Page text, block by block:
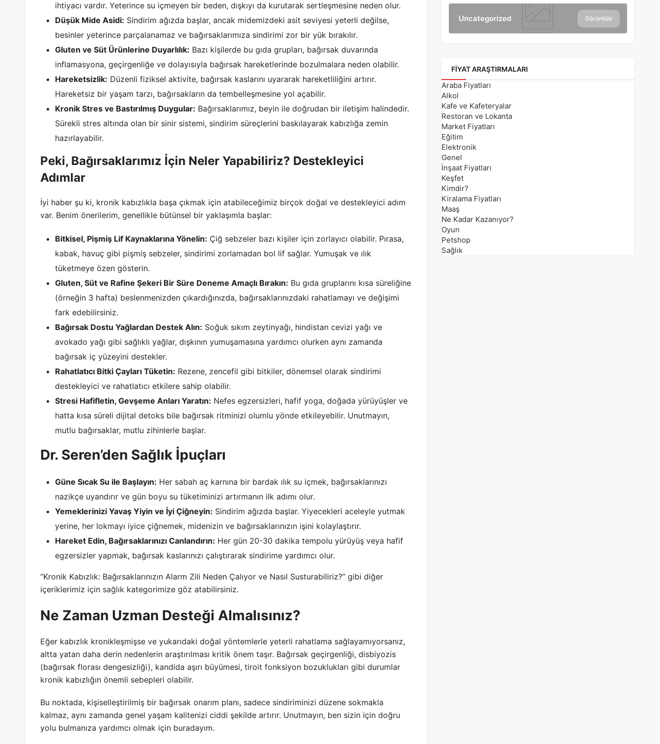
ihtiyacı vardır. Yeterince su içmeyen bir beden, dışkıyı da kurutarak sertleşmesine neden olur.
Düşük Mide Asidi: Sindirim ağızda başlar, ancak midemizdeki asit seviyesi yeterli değilse,
besinler yeterince parçalanamaz ve bağırsaklarımıza sindirimi zor bir yük bırakılır.
Gluten ve Süt Ürünlerine Duyarlılık: Bazı kişilerde bu gıda grupları, bağırsak duvarında
inflamasyona, geçirgenliğe ve dolayısıyla bağırsak hareketlerinde bozulmalara neden olabilir.
Hareketsizlik: Düzenli fiziksel aktivite, bağırsak kaslarını uyararak hareketliliğini artırır.
Hareketsiz bir yaşam tarzı, bağırsakların da tembelleşmesine yol açabilir.
Kronik Stres ve Bastırılmış Duygular: Bağırsaklarımız, beyin ile doğrudan bir iletişim halindedir.
Sürekli stres altında olan bir sinir sistemi, sindirim süreçlerini baskılayarak kabızlığa zemin
hazırlayabilir.
Peki, Bağırsaklarımız İçin Neler Yapabiliriz? Destekleyici
Adımlar
İyi haber şu ki, kronik kabızlıkla başa çıkmak için atabileceğimiz birçok doğal ve destekleyici adım
var. Benim önerilerim, genellikle bütünsel bir yaklaşımla başlar:
Bitkisel, Pişmiş Lif Kaynaklarına Yönelin: Çiğ sebzeler bazı kişiler için zorlayıcı olabilir. Pırasa,
kabak, havuç gibi pişmiş sebzeler, sindirimi zorlamadan bol lif sağlar. Yumuşak ve ılık
tüketmeye özen gösterin.
Gluten, Süt ve Rafine Şekeri Bir Süre Deneme Amaçlı Bırakın: Bu gıda gruplarını kısa süreliğine
(örneğin 3 hafta) beslenmenizden çıkardığınızda, bağırsaklarınızdaki rahatlamayı ve değişimi
fark edebilirsiniz.
Bağırsak Dostu Yağlardan Destek Alın: Soğuk sıkım zeytinyağı, hindistan cevizi yağı ve
avokado yağı gibi sağlıklı yağlar, dışkının yumuşamasına yardımcı olurken aynı zamanda
bağırsak iç yüzeyini destekler.
Rahatlatıcı Bitki Çayları Tüketin: Rezene, zencefil gibi bitkiler, dönemsel olarak sindirimi
destekleyici ve rahatlatıcı etkilere sahip olabilir.
Stresi Hafifletin, Gevşeme Anları Yaratın: Nefes egzersizleri, hafif yoga, doğada yürüyüşler ve
hatta kısa süreli dijital detoks bile bağırsak ritminizi olumlu yönde etkileyebilir. Unutmayın,
mutlu bağırsaklar, mutlu zihinlerle başlar.
Dr. Seren’den Sağlık İpuçları
Güne Sıcak Su ile Başlayın: Her sabah aç karnına bir bardak ılık su içmek, bağırsaklarınızı
nazikçe uyandırır ve gün boyu su tüketiminizi artırmanın ilk adımı olur.
Yemeklerinizi Yavaş Yiyin ve İyi Çiğneyin: Sindirim ağızda başlar. Yiyecekleri aceleyle yutmak
yerine, her lokmayı iyice çiğnemek, midenizin ve bağırsaklarınızın işini kolaylaştırır.
Hareket Edin, Bağırsaklarınızı Canlandırın: Her gün 20-30 dakika tempolu yürüyüş veya hafif
egzersizler yapmak, bağırsak kaslarınızı çalıştırarak sindirime yardımcı olur.
“Kronik Kabızlık: Bağırsaklarınızın Alarm Zili Neden Çalıyor ve Nasıl Susturabiliriz?” gibi diğer
içeriklerimiz için sağlık kategorimize göz atabilirsiniz.
Ne Zaman Uzman Desteği Almalısınız?
Eğer kabızlık kronikleşmişse ve yukarıdaki doğal yöntemlerle yeterli rahatlama sağlayamıyorsanız,
altta yatan daha derin nedenlerin araştırılması kritik önem taşır. Bağırsak geçirgenliği, disbiyozis
(bağırsak florası dengesizliği), kandida aşırı büyümesi, tiroit fonksiyon bozuklukları gibi durumlar
kronik kabızlığın önemli sebepleri olabilir.
Bu noktada, kişiselleştirilmiş bir bağırsak onarım planı, sadece sindiriminizi düzene sokmakla
kalmaz, aynı zamanda genel yaşam kalitenizi ciddi şekilde artırır. Unutmayın, ben sizin için doğru
yolu bulmanıza yardımcı olmak için buradayım.
Uncategorized Görüntüle
FIYAT ARAŞTIRMALARI
Araba Fiyatları
Alkol
Kafe ve Kafeteryalar
Restoran ve Lokanta
Market Fiyatları
Eğitim
Elektronik
Genel
İnşaat Fiyatları
Keşfet
Kimdir?
Kiralama Fiyatları
Maaş
Ne Kadar Kazanıyor?
Oyun
Petshop
Sağlık